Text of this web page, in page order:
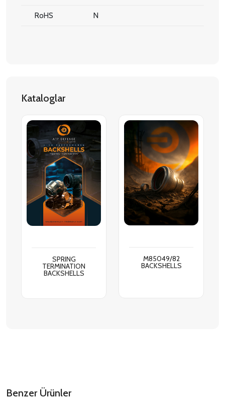
RoHS N
Kataloglar
SPRING
TERMINATION
BACKSHELLS
M85049/82
BACKSHELLS
Benzer Ürünler